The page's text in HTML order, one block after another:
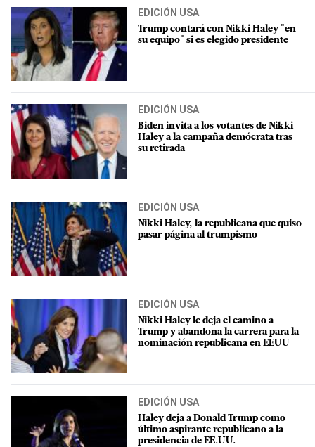
EDICIÓN USA
Trump contará con Nikki Haley "en
su equipo" si es elegido presidente
EDICIÓN USA
Biden invita a los votantes de Nikki
Haley a la campaña demócrata tras
su retirada
EDICIÓN USA
Nikki Haley, la republicana que quiso
pasar página al trumpismo
EDICIÓN USA
Nikki Haley le deja el camino a
Trump y abandona la carrera para la
nominación republicana en EEUU
EDICIÓN USA
Haley deja a Donald Trump como
último aspirante republicano a la
presidencia de EE.UU.